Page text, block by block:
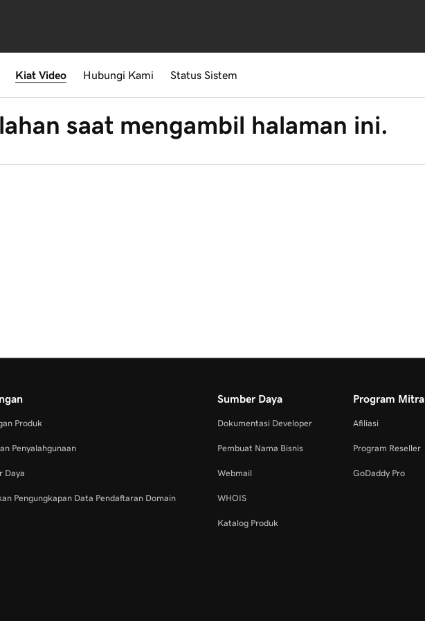
Kiat Video Hubungi Kami Status Sistem
saat mengambil halaman ini.
Produk
Penyalahgunaan
Daya
Pengungkapan Data Pendaftaran Domain
Sumber Daya
Dokumentasi Developer
Pembuat Nama Bisnis
Webmail
WHOIS
Katalog Produk
Program Mitra
Afiliasi
Program Reseller
GoDaddy Pro